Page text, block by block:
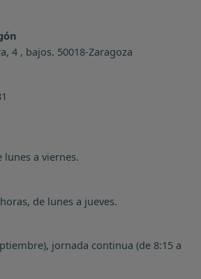
4 , bajos. 50018-Zaragoza
lunes a viernes.
de lunes a jueves.
jornada continua (de 8:15 a